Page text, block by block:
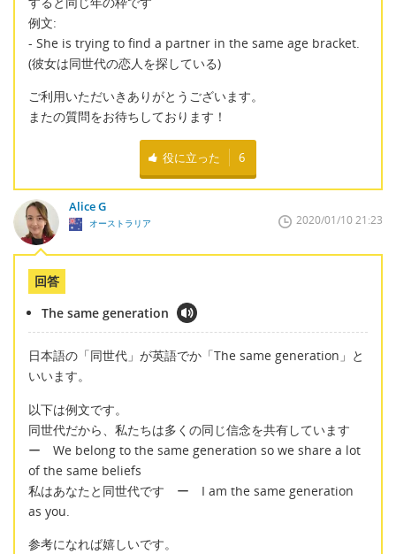
例文:
- She is trying to find a partner in the same age bracket.
(彼女は同世代の恋人を探している)
ご利用いただいきありがとうございます。
またの質問をお待ちしております！
役に立った 6
Alice G
オーストラリア 2020/01/10 21:23
回答
The same generation
日本語の「同世代」が英語でか「The same generation」と
いいます。
以下は例文です。
同世代だから、私たちは多くの同じ信念を共有しています
ー We belong to the same generation so we share a lot
of the same beliefs
私はあなたと同世代です ー I am the same generation
as you.
参考になれば嬉しいです。